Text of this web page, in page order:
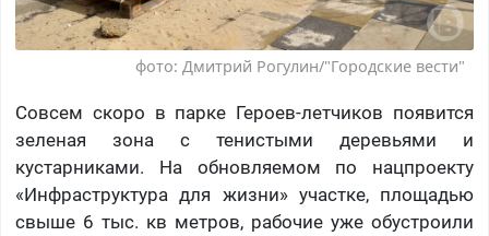
фото: Дмитрий Рогулин/"Городские вести"
Совсем скоро в парке Героев-летчиков появится
зеленая зона с тенистыми деревьями и
кустарниками. На обновляемом по нацпроекту
«Инфраструктура для жизни» участке, площадью
свыше 6 тыс. кв метров, рабочие уже обустроили